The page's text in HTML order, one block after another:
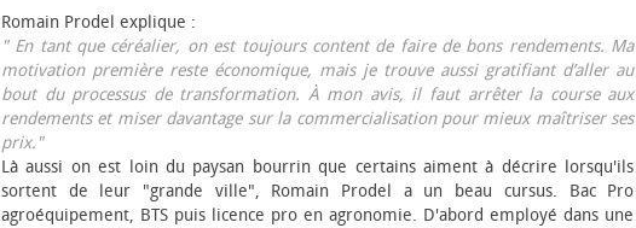
Romain Prodel explique :
" En tant que céréalier, on est toujours content de faire de bons rendements. Ma
motivation première reste économique, mais je trouve aussi gratifiant d’aller au
bout du processus de transformation. À mon avis, il faut arrêter la course aux
rendements et miser davantage sur la commercialisation pour mieux maîtriser ses
prix."
Là aussi on est loin du paysan bourrin que certains aiment à décrire lorsqu'ils
sortent de leur "grande ville", Romain Prodel a un beau cursus. Bac Pro
agroéquipement, BTS puis licence pro en agronomie. D'abord employé dans une